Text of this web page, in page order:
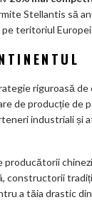
Stellantis să
pe teritoriul
riguroasă
de producție de
industriali și
constructorii
a tăia drastic